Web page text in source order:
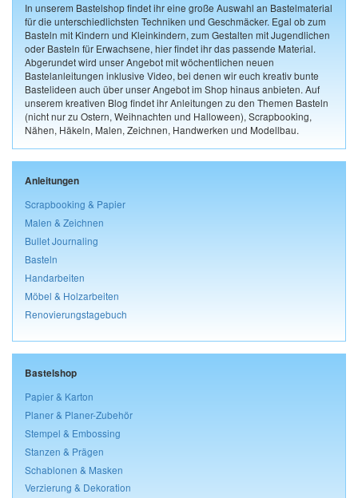
In unserem Bastelshop findet ihr eine große Auswahl an Bastelmaterial
für die unterschiedlichsten Techniken und Geschmäcker. Egal ob zum
Basteln mit Kindern und Kleinkindern, zum Gestalten mit Jugendlichen
oder Basteln für Erwachsene, hier findet ihr das passende Material.
Abgerundet wird unser Angebot mit wöchentlichen neuen
Bastelanleitungen inklusive Video, bei denen wir euch kreativ bunte
Bastelideen auch über unser Angebot im Shop hinaus anbieten. Auf
unserem kreativen Blog findet ihr Anleitungen zu den Themen Basteln
(nicht nur zu Ostern, Weihnachten und Halloween), Scrapbooking,
Nähen, Häkeln, Malen, Zeichnen, Handwerken und Modellbau.
Anleitungen
Scrapbooking & Papier
Malen & Zeichnen
Bullet Journaling
Basteln
Handarbeiten
Möbel & Holzarbeiten
Renovierungstagebuch
Bastelshop
Papier & Karton
Planer & Planer-Zubehör
Stempel & Embossing
Stanzen & Prägen
Schablonen & Masken
Verzierung & Dekoration